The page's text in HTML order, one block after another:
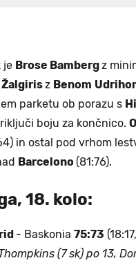
je Brose Bambergz
Žalgirisz Benom
parketu ob porazu s
boju za končnico.
in ostal pod vrhom
Barcelono (81:76).
18. kolo:
- Baskonia 75:73
(7 sk) po 13,